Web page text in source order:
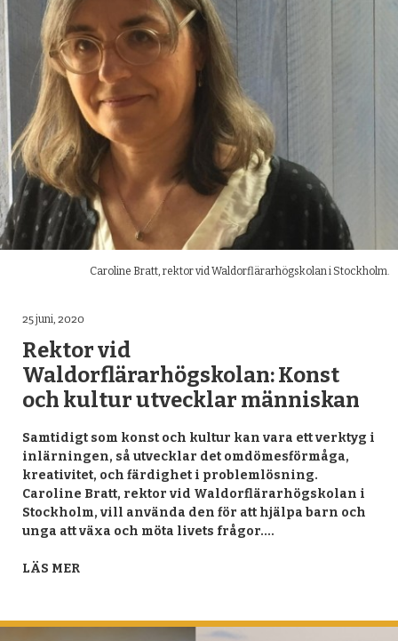
Caroline Bratt, rektor vid Waldorflärarhögskolan i Stockholm.
25 juni, 2020
Rektor vid
Waldorflärarhögskolan: Konst
och kultur utvecklar människan
Samtidigt som konst och kultur kan vara ett verktyg i
inlärningen, så utvecklar det omdömesförmåga,
kreativitet, och färdighet i problemlösning.
Caroline Bratt, rektor vid Waldorflärarhögskolan i
Stockholm, vill använda den för att hjälpa barn och
unga att växa och möta livets frågor.…
LÄS MER